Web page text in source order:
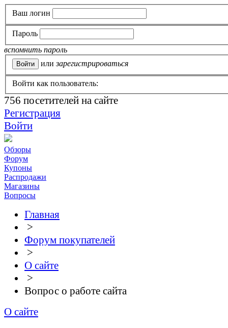
Ваш логин
Пароль
вспомнить пароль
или зарегистрироваться
Войти как пользователь:
756 посетителей на сайте
Регистрация
Войти
Обзоры
Форум
Купоны
Распродажи
Магазины
Вопросы
Главная
>
Форум покупателей
>
О сайте
>
Вопрос о работе сайта
О сайте